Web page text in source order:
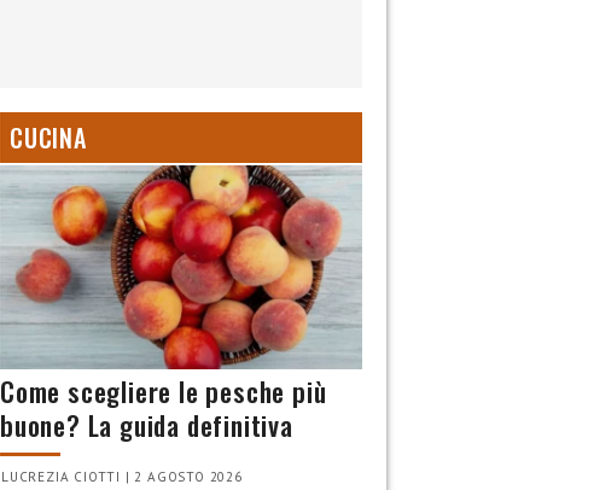
CUCINA
Come scegliere le pesche più
buone? La guida definitiva
LUCREZIA CIOTTI | 2 AGOSTO 2026